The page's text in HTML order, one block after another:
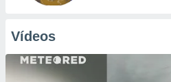
Vídeos